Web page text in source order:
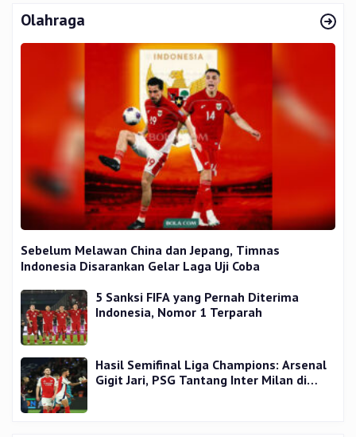
Olahraga
Sebelum Melawan China dan Jepang, Timnas
Indonesia Disarankan Gelar Laga Uji Coba
5 Sanksi FIFA yang Pernah Diterima
Indonesia, Nomor 1 Terparah
Hasil Semifinal Liga Champions: Arsenal
Gigit Jari, PSG Tantang Inter Milan di